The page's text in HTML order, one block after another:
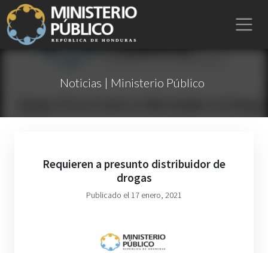
Noticias | Ministerio Público
Requieren a presunto distribuidor de
drogas
Publicado el 17 enero, 2021